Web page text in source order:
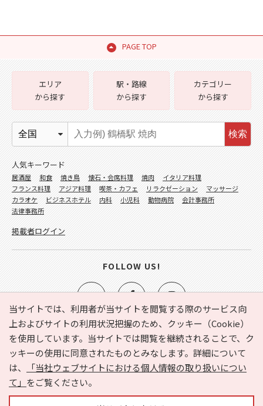
PAGE TOP
当サイトでは、利用者が当サイトを閲覧する際のサービス向
上およびサイトの利用状況把握のため、クッキー（Cookie）
を使用しています。当サイトでは閲覧を継続されることで、ク
ッキーの使用に同意されたものとみなします。詳細について
は、
「当社ウェブサイトにおける個人情報の取り扱いについ
て」 をご覧ください。
e-NAVITA（イーナビタ）とは？ お気に入り
ヘルプ
利用規約
個人情報の取り扱いについて
運営会社
サイトマップ
広告掲載に関するお問い合わせ
エリア
から探す
駅・路線
から探す
カテゴリー
から探す
検索
人気キーワード
居酒屋 和食 焼き鳥 懐石・会席料理 焼肉
イタリア料理
フランス料理
アジア料理 喫茶・カフェ リラクゼーション
マッサージ
カラオケ
ビジネスホテル 内科 小児科 動物病院
会計事務所
法律事務所
掲載者ログイン
FOLLOW US!